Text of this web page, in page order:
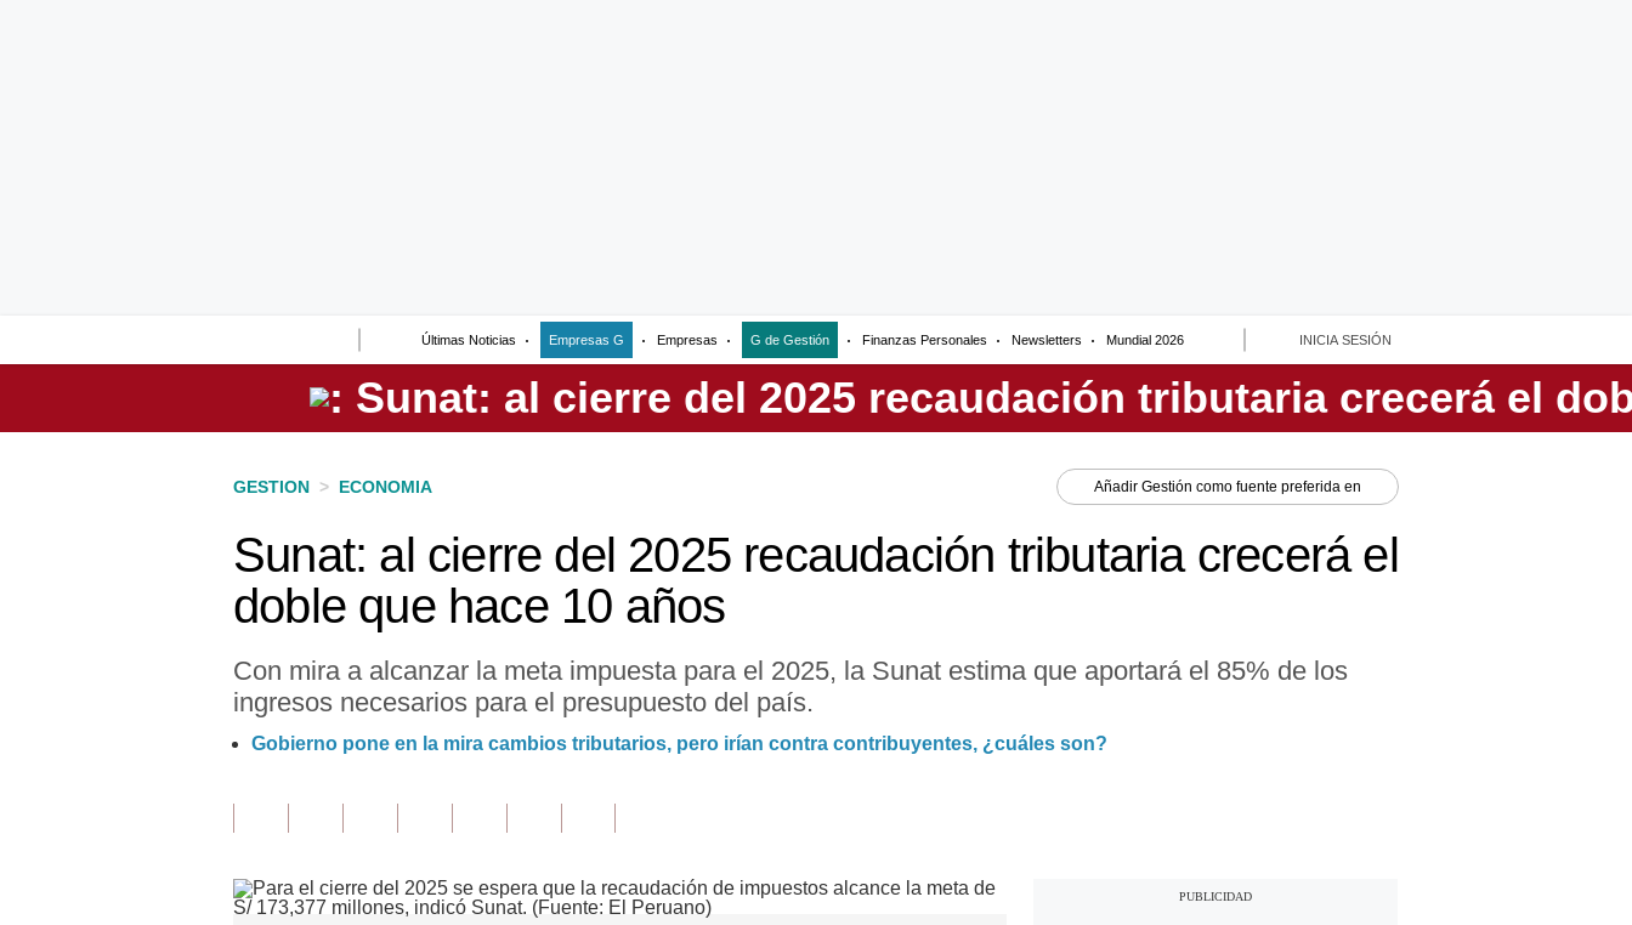
Últimas Noticias Empresas G Empresas G de Gestión Finanzas Personales Newsletters Mundial 2026 INICIA SESIÓN
Perú
GESTION > ECONOMIA Añadir Gestión como fuente preferida en
Sunat: al cierre del 2025 recaudación tributaria crecerá el
doble que hace 10 años
Con mira a alcanzar la meta impuesta para el 2025, la Sunat estima que aportará el 85% de los
ingresos necesarios para el presupuesto del país.
Gobierno pone en la mira cambios tributarios, pero irían contra contribuyentes, ¿cuáles son?